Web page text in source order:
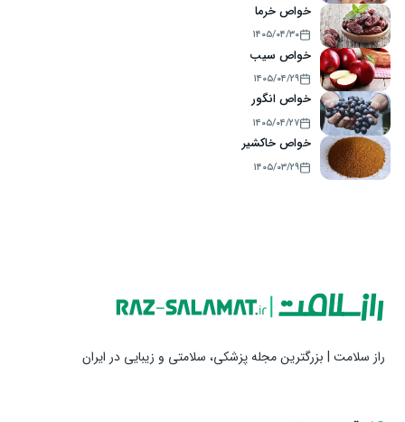
خواص خرما
۱۴۰۵/۰۴/۳۰
خواص سیب
۱۴۰۵/۰۴/۲۹
خواص انگور
۱۴۰۵/۰۴/۲۷
خواص خاکشیر
۱۴۰۵/۰۳/۲۹
راز سلامت | بزرگترین مجله پزشکی، سلامتی و زیبایی در ایران